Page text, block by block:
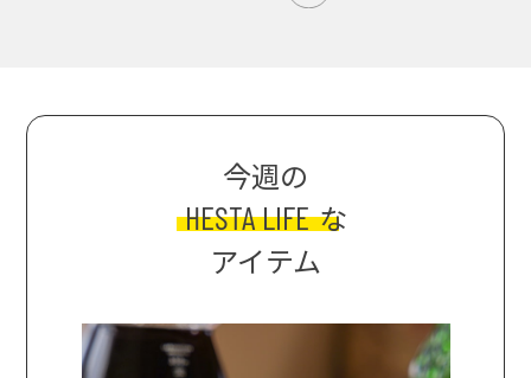
今週の
HESTA LIFE な
アイテム